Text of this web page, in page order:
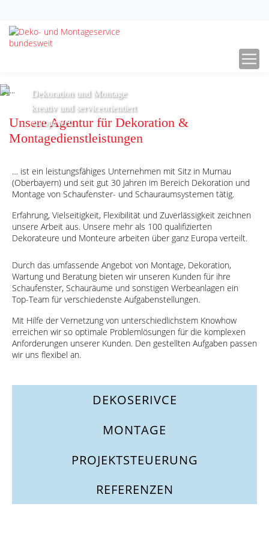
europaweitDekoration und Montage
kreativ und serviceorientiert
europaweit
Previous
Unsere Agentur für Dekoration &
Montagedienstleistungen
… ist ein leistungsfähiges Unternehmen mit Sitz in Murnau
(Oberbayern) und seit gut 30 Jahren im Bereich Dekoration und
Montage von Schaufenster- und Schauraumsystemen tätig.
Erfahrung, Vielseitigkeit, Flexibilität und Zuverlässigkeit zeichnen
unsere Arbeit aus. Unsere mehr als 100 qualifizierten
Dekorateure und Monteure arbeiten über ganz Europa verteilt.
Durch das umfassende Angebot von Montage, Dekoration,
Wartung und Beratung bieten wir unseren Kunden für ihre
Schaufenster, Schauräume und sonstigen Werbeanlagen ein
Top-Team für verschiedenste Aufgabenstellungen.
Mit Hilfe der Vernetzung von unterschiedlichstem Knowhow
erreichen wir so optimale Problemlösungen für die komplexen
Anforderungen unserer Kunden. Den gestellten Aufgaben passen
wir uns flexibel an.
DEKOSERIVCE
MONTAGE
PROJEKTSTEUERUNG
REFERENZEN